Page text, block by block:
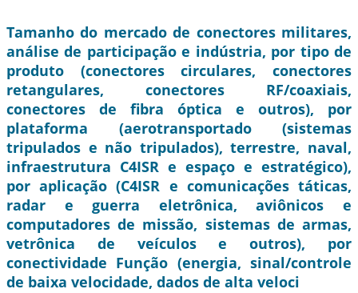
Tamanho do mercado de conectores militares,
análise de participação e indústria, por tipo de
produto (conectores circulares, conectores
retangulares, conectores RF/coaxiais,
conectores de fibra óptica e outros), por
plataforma (aerotransportado (sistemas
tripulados e não tripulados), terrestre, naval,
infraestrutura C4ISR e espaço e estratégico),
por aplicação (C4ISR e comunicações táticas,
radar e guerra eletrônica, aviônicos e
computadores de missão, sistemas de armas,
vetrônica de veículos e outros), por
conectividade Função (energia, sinal/controle
de baixa velocidade, dados de alta veloci